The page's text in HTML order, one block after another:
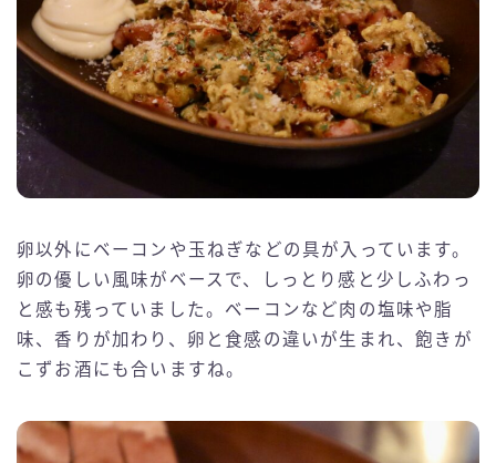
卵以外にベーコンや玉ねぎなどの具が入っています。
卵の優しい風味がベースで、しっとり感と少しふわっ
と感も残っていました。ベーコンなど肉の塩味や脂
味、香りが加わり、卵と食感の違いが生まれ、飽きが
こずお酒にも合いますね。